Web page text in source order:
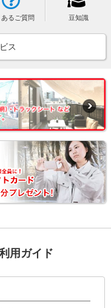
あるご質問 豆知識
ス
用ガイド